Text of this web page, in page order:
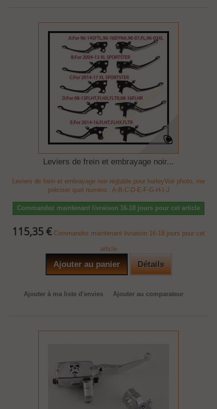
Leviers de frein et embrayage noir...
Leviers de frein et embrayage noir réglable pour harleyVoir photo, me
préciser quel numéro : A-B-C-D-E-F-G-H-I-J
Commandez maintenant livraison 16-18 jours pour cet article
115,35 € Commandez maintenant livraison 16-18 jours pour cet
article
Ajouter au panier Détails
Ajouter à ma liste d'envies Ajouter au comparateur